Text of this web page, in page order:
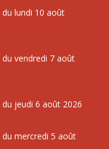
du lundi 10 août
du vendredi 7 août
du jeudi 6 août 2026
du mercredi 5 août